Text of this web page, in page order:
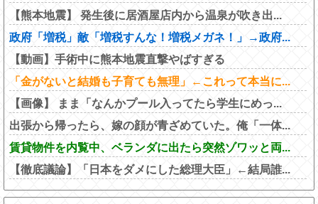
【熊本地震】 発生後に居酒屋店内から温泉が吹き出...
政府「増税」敵「増税すんな！増税メガネ！」→政府...
【動画】手術中に熊本地震直撃やばすぎる
「金がないと結婚も子育ても無理」←これって本当に...
【画像】 まま「なんかプール入ってたら学生にめっ...
出張から帰ったら、嫁の顔が青ざめていた。俺「一体...
賃貸物件を内覧中、ベランダに出たら突然ゾワッと両...
【徹底議論】「日本をダメにした総理大臣」←結局誰...